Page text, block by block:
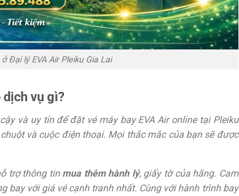
Đại lý EVA Air Pleiku Gia Lai
vụ gì?
và uy tín để đặt vé máy bay EVA Air online tại Pleiku
và cuộc điện thoại. Mọi thắc mắc của bạn sẽ được
trợ thông tin mua thêm hành lý, giấy tờ của hãng. Cam
bay với giá vé cạnh tranh nhất. Cùng với hành trình bay